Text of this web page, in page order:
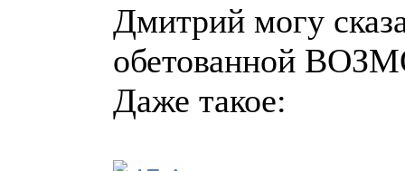
Дмитрий могу
обетованной
Даже такое: